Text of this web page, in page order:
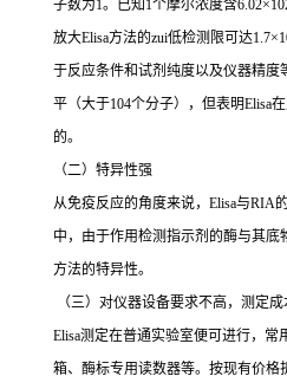
子数为1。已知 1个摩尔浓度含
放大Elisa方法的zui低检测限可达
于反应条件和试剂纯度以及仪器精
平（大于104个分子），但表明Elisa
的。
（二）特异性强
从免疫反应的角度来说， Elisa与RIA
中，由于作用检测指示剂的酶与其
方法的特异性。
（三）对仪器设备要求不高，测定
Elisa测定在普通实验室便可进行，常
箱、酶标专用读数器等。按现有价